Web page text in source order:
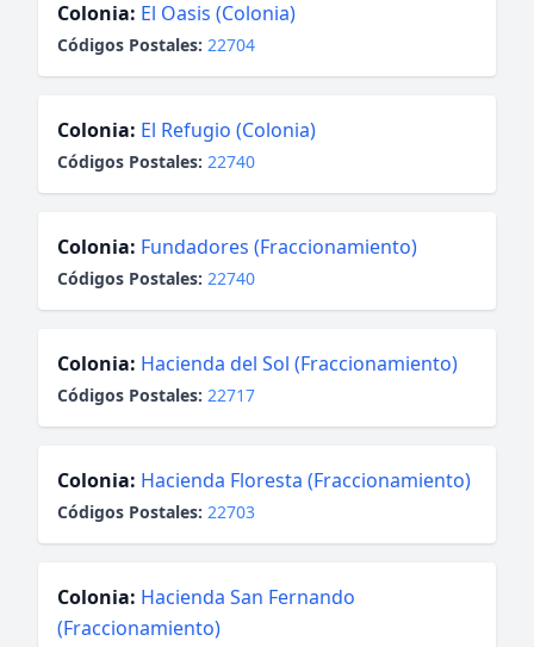
Colonia: El Oasis (Colonia)
Códigos Postales: 22704
Colonia: El Refugio (Colonia)
Códigos Postales: 22740
Colonia: Fundadores (Fraccionamiento)
Códigos Postales: 22740
Colonia: Hacienda del Sol (Fraccionamiento)
Códigos Postales: 22717
Colonia: Hacienda Floresta (Fraccionamiento)
Códigos Postales: 22703
Colonia: Hacienda San Fernando
(Fraccionamiento)